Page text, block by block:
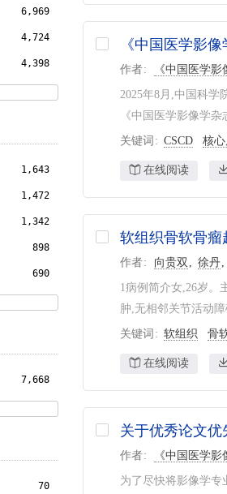
197
215
209
197
144
2
2
1
1
6,969
4,724
4,398
1,643
1,472
1,342
898
690
636
605
546
427
7,668
70
《中国医学影
作者 《中国医学
2025年8月,中国科学
《中国医学影像学
关键词 CSCD 核
在线阅读
软组织骨软骨瘤
作者 向贵双 徐丹
1病例简介女,26岁。
肿,无相邻关节活动
关键词 软组织 骨
在线阅读
关于优秀论文
作者 《中国医学
为了尽快将影像学专